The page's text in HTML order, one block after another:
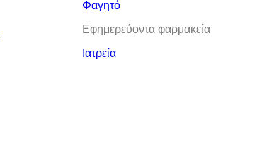
Φαγητό
Εφημερεύοντα φαρμακεία
Ιατρεία